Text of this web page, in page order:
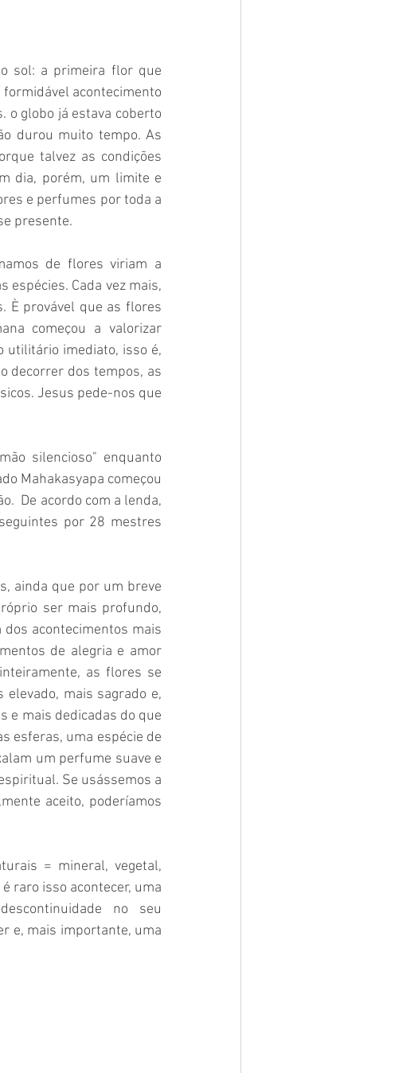
sol: a primeira flor que
acontecimento
o globo já estava coberto
durou muito tempo. As
talvez as condições
dia, porém, um limite e
e perfumes por toda a
presente.
de flores viriam a
espécies. Cada vez mais,
È provável que as flores
começou a valorizar
utilitário imediato, isso é,
decorrer dos tempos, as
Jesus pede-nos que
silencioso" enquanto
Mahakasyapa começou
De acordo com a lenda,
por 28 mestres
ainda que por um breve
ser mais profundo,
acontecimentos mais
de alegria e amor
as flores se
mais sagrado e,
e mais dedicadas do que
esferas, uma espécie de
um perfume suave e
Se usássemos a
aceito, poderíamos
= mineral, vegetal,
raro isso acontecer, uma
no seu
e, mais importante, uma